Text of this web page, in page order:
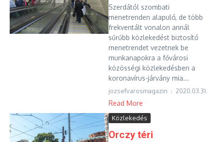
Szerdától szombati
menetrenden alapuló, de több
frekventált vonalon annál
sűrűbb közlekedést biztosító
menetrendet vezetnek be
munkanapokra a fővárosi
közösségi közlekedésben a
koronavírus-járvány mia...
jozsefvarosmagazin 2020.03.31.
Read More
Közlekedés
Orczy téri